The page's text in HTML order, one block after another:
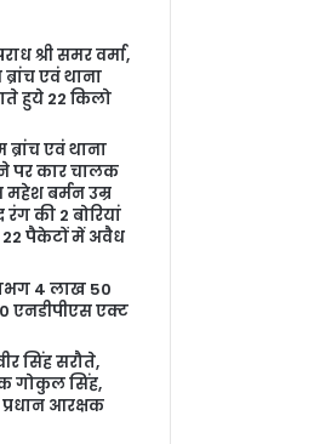
श्री समर वर्मा,
एवं थाना
हुये 22 किलो
एवं थाना
पर कार चालक
बर्मन उम्र
की 2 बोरियां
22 पैकेटों में अवैध
4 लाख 50
एनडीपीएस एक्ट
सिंह सरौते,
गोकुल सिंह,
आरक्षक